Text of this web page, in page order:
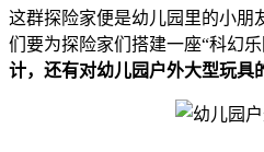
这群探险家便是幼儿园里的小朋
们要为探险家们搭建一座“科幻
计，还有对幼儿园户外大型玩具